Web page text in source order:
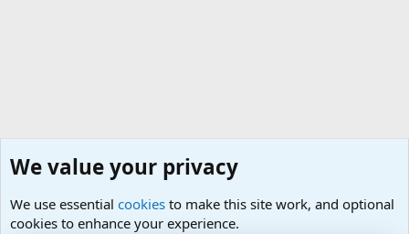
We value your privacy
We use essential cookies to make this site work, and optional
cookies to enhance your experience.